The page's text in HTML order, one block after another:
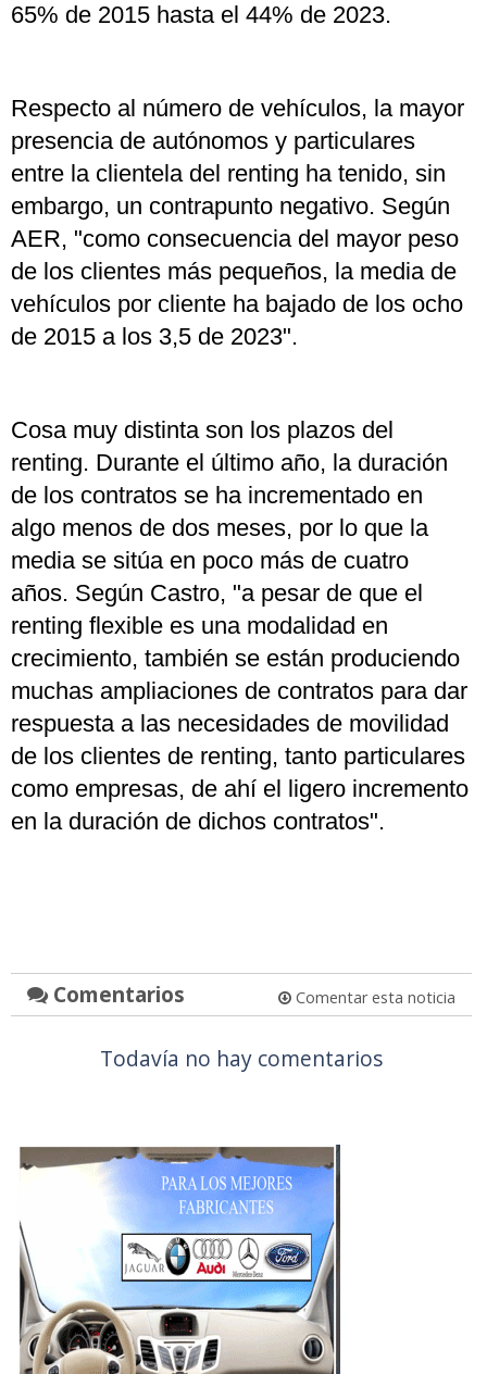
65% de 2015 hasta el 44% de 2023.
Respecto al número de vehículos, la mayor
presencia de autónomos y particulares
entre la clientela del renting ha tenido, sin
embargo, un contrapunto negativo. Según
AER, "como consecuencia del mayor peso
de los clientes más pequeños, la media de
vehículos por cliente ha bajado de los ocho
de 2015 a los 3,5 de 2023".
Cosa muy distinta son los plazos del
renting. Durante el último año, la duración
de los contratos se ha incrementado en
algo menos de dos meses, por lo que la
media se sitúa en poco más de cuatro
años. Según Castro, "a pesar de que el
renting flexible es una modalidad en
crecimiento, también se están produciendo
muchas ampliaciones de contratos para dar
respuesta a las necesidades de movilidad
de los clientes de renting, tanto particulares
como empresas, de ahí el ligero incremento
en la duración de dichos contratos".
Comentarios Comentar esta noticia
Todavía no hay comentarios